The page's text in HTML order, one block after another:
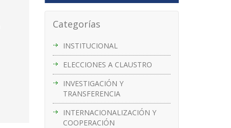
Categorías
INSTITUCIONAL
ELECCIONES A CLAUSTRO
INVESTIGACIÓN Y
TRANSFERENCIA
INTERNACIONALIZACIÓN Y
COOPERACIÓN